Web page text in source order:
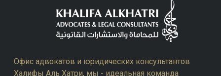
Офис адвокатов и юридических консультантов
Халифы Аль Хатри, мы - идеальная команда